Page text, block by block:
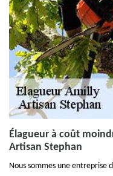
Élagueur à coût
Artisan Stephan
Nous sommes une entreprise